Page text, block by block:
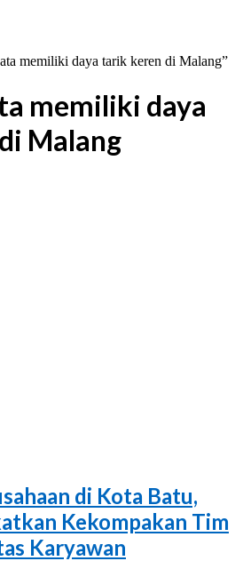
memiliki daya tarik keren di Malang”
memiliki daya
Malang
di Kota Batu,
Kekompakan Tim
Karyawan